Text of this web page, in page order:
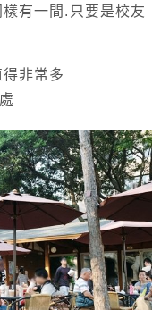
有一間.只要是校友
非常多